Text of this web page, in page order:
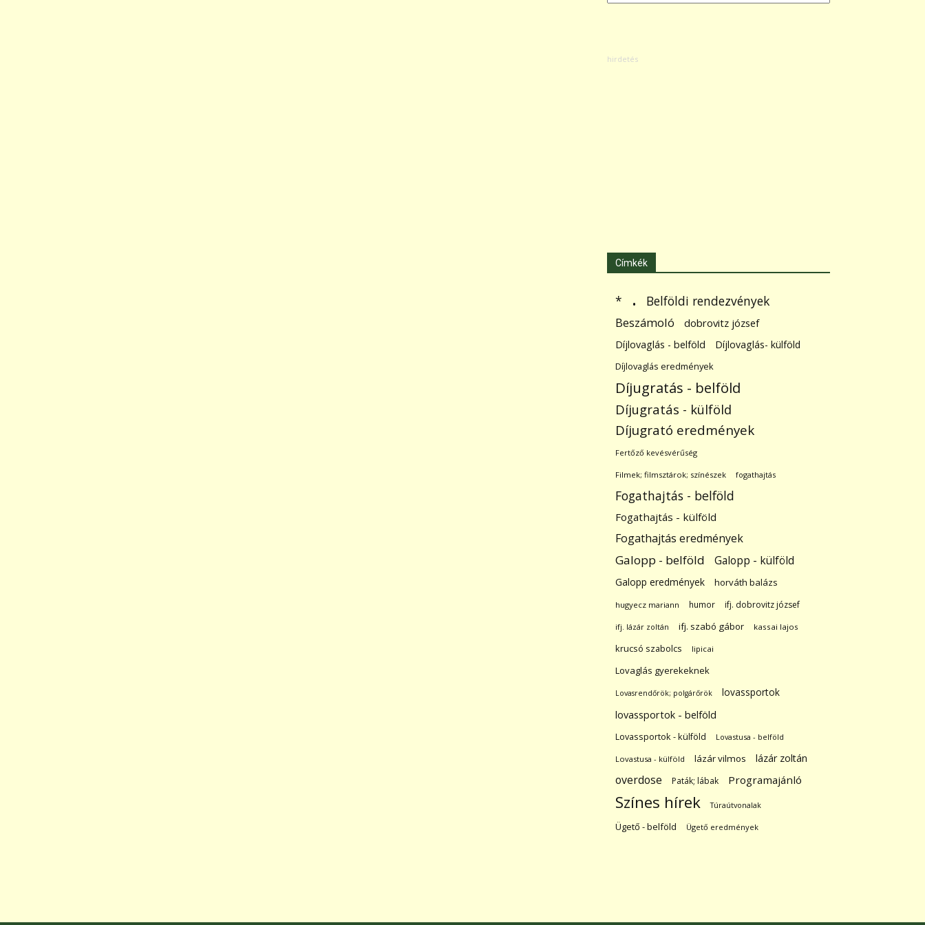
Címkék
* . Belföldi rendezvények
Beszámoló dobrovitz józsef
Díjlovaglás - belföld Díjlovaglás- külföld
Díjlovaglás eredmények
Díjugratás - belföld
Díjugratás - külföld
Díjugrató eredmények
Fertőző kevésvérűség
Filmek; filmsztárok; színészek fogathajtás
Fogathajtás - belföld
Fogathajtás - külföld
Fogathajtás eredmények
Galopp - belföld Galopp - külföld
Galopp eredmények horváth balázs
hugyecz mariann humor ifj. dobrovitz józsef
ifj. lázár zoltán ifj. szabó gábor kassai lajos
krucsó szabolcs lipicai
Lovaglás gyerekeknek
Lovasrendőrök; polgárőrök
lovassportok
lovassportok - belföld
Lovassportok - külföld Lovastusa - belföld
Lovastusa - külföld lázár vilmos lázár zoltán
overdose Paták; lábak Programajánló
Színes hírek Túraútvonalak
Ügető - belföld Ügető eredmények